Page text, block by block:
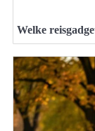
Welke